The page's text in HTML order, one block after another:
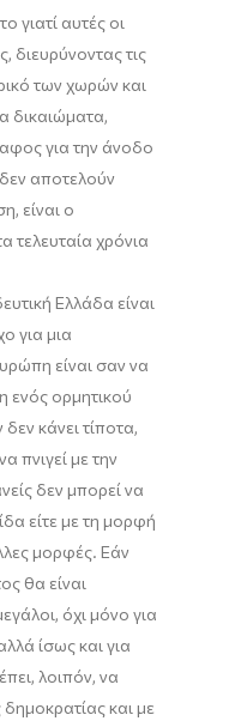
γιατί αυτές οι
διευρύνοντας τις
των χωρών και
δικαιώματα,
για την άνοδο
αποτελούν
είναι ο
τελευταία χρόνια
Ελλάδα είναι
για μια
είναι σαν να
ενός ορμητικού
κάνει τίποτα,
πνιγεί με την
δεν μπορεί να
είτε με τη μορφή
μορφές. Εάν
θα είναι
όχι μόνο για
ίσως και για
λοιπόν, να
και με